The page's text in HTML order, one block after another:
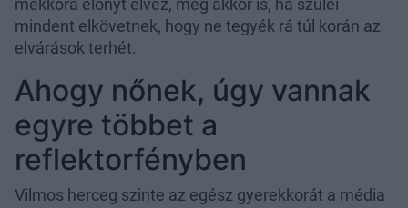
mekkora előnyt élvez, még akkor is, ha szülei
mindent elkövetnek, hogy ne tegyék rá túl korán az
elvárások terhét.
Ahogy nőnek, úgy vannak
egyre többet a
reflektorfényben
Vilmos herceg szinte az egész gyerekkorát a média